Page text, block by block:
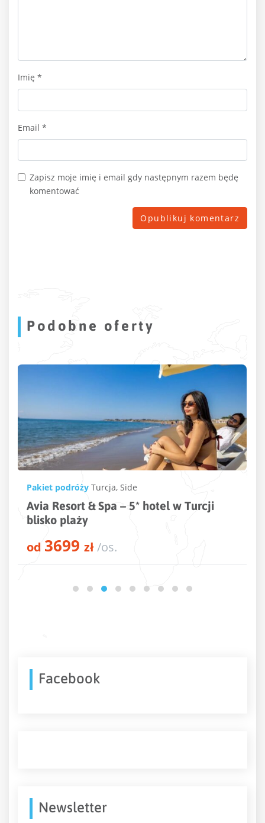
Imię *
Email *
Zapisz moje imię i email gdy następnym razem będę
komentować
Podobne oferty
Pakiet podróży Turcja,Kusadasi
Beks Premium Resort & Spa – 5* hotel w
Turcji przy plaży
od3846zł/os.
Facebook
Newsletter